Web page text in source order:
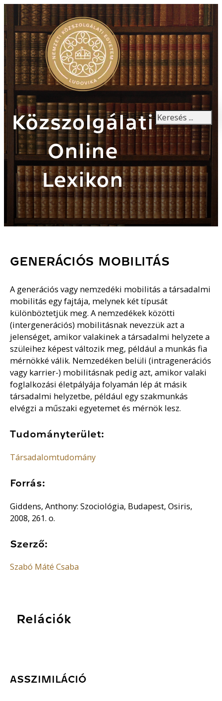
Közszolgálati
Online
Lexikon
Keresés
GENERÁCIÓS MOBILITÁS
A generációs vagy nemzedéki mobilitás a társadalmi
mobilitás egy fajtája, melynek két típusát
különböztetjük meg. A nemzedékek közötti
(intergenerációs) mobilitásnak nevezzük azt a
jelenséget, amikor valakinek a társadalmi helyzete a
szüleihez képest változik meg, például a munkás fia
mérnökké válik. Nemzedéken belüli (intragenerációs
vagy karrier-) mobilitásnak pedig azt, amikor valaki
foglalkozási életpályája folyamán lép át másik
társadalmi helyzetbe, például egy szakmunkás
elvégzi a műszaki egyetemet és mérnök lesz.
Tudományterület:
Társadalomtudomány
Forrás:
Giddens, Anthony: Szociológia, Budapest, Osiris,
2008, 261. o.
Szerző:
Szabó Máté Csaba
Relációk
ASSZIMILÁCIÓ